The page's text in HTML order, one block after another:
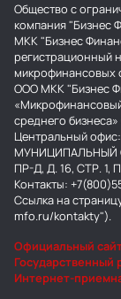
Общество с
компания "Бизнес
МКК "Бизнес
регистрационный
микрофинансовых
ООО МКК "Бизнес
среднего
Центральный
МУНИЦИПАЛЬНЫЙ
ПР-Д, Д. 16, СТР.
Контакты:
Ссылка на
mfo.ru/kontakty").
Официальный
Государственный
Интернет-